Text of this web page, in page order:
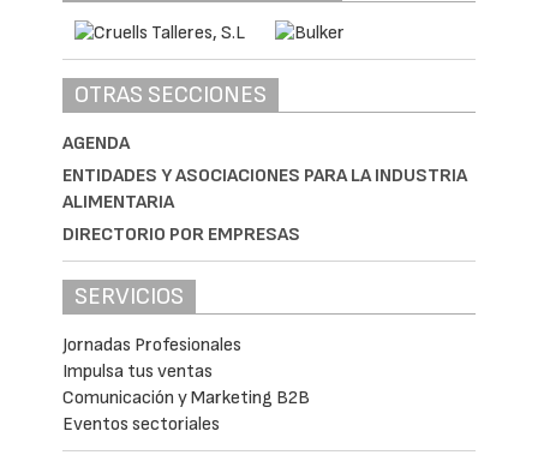
OTRAS SECCIONES
AGENDA
ENTIDADES Y ASOCIACIONES PARA LA INDUSTRIA
ALIMENTARIA
DIRECTORIO POR EMPRESAS
SERVICIOS
Jornadas Profesionales
Impulsa tus ventas
Comunicación y Marketing B2B
Eventos sectoriales